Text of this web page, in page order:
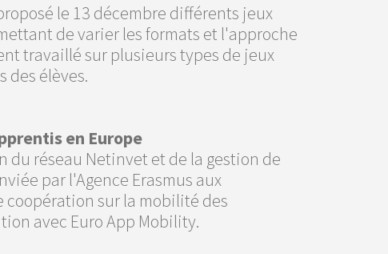
le 13 décembre différents jeux
de varier les formats et l'approche
travaillé sur plusieurs types de jeux
des élèves.
en Europe
du réseau Netinvet et de la gestion de
par l'Agence Erasmus aux
sur la mobilité des
avec Euro App Mobility.